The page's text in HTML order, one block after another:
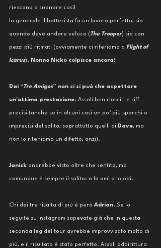
riescono a suonare così!
In generale il batterista fa un lavoro perfetto, sia
quando deve andare veloce (The Trooper) sia con
pezzi più ritmati (ovviamente ci riferiamo a Flight of
Icarus). Nonno Nicko colpisce ancora!
Dai “Tre Amigos” non ci si può che aspettare
un’ottima prestazione. Assoli ben riusciti e riff
precisi (anche se in alcuni casi un po’ più sporchi e
imprecisi del solito, soprattutto quelli di Dave, ma
non lo riteniamo un difetto, anzi).
Janick andrebbe visto oltre che sentito, ma
comunque è sempre il solito: o lo ami o lo odi.
Chi dei tre risalta di più è però Adrian. Se lo
seguite su Instagram sapevate già che in questa
seconda leg del tour avrebbe improvvisato molto di
più, e il risultato è stato perfetto. Assoli addirittura